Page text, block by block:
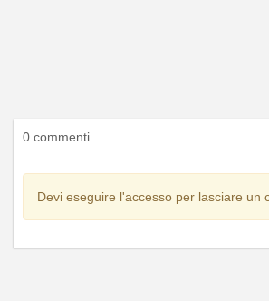
0 commenti
Devi eseguire l'accesso per lasciare un